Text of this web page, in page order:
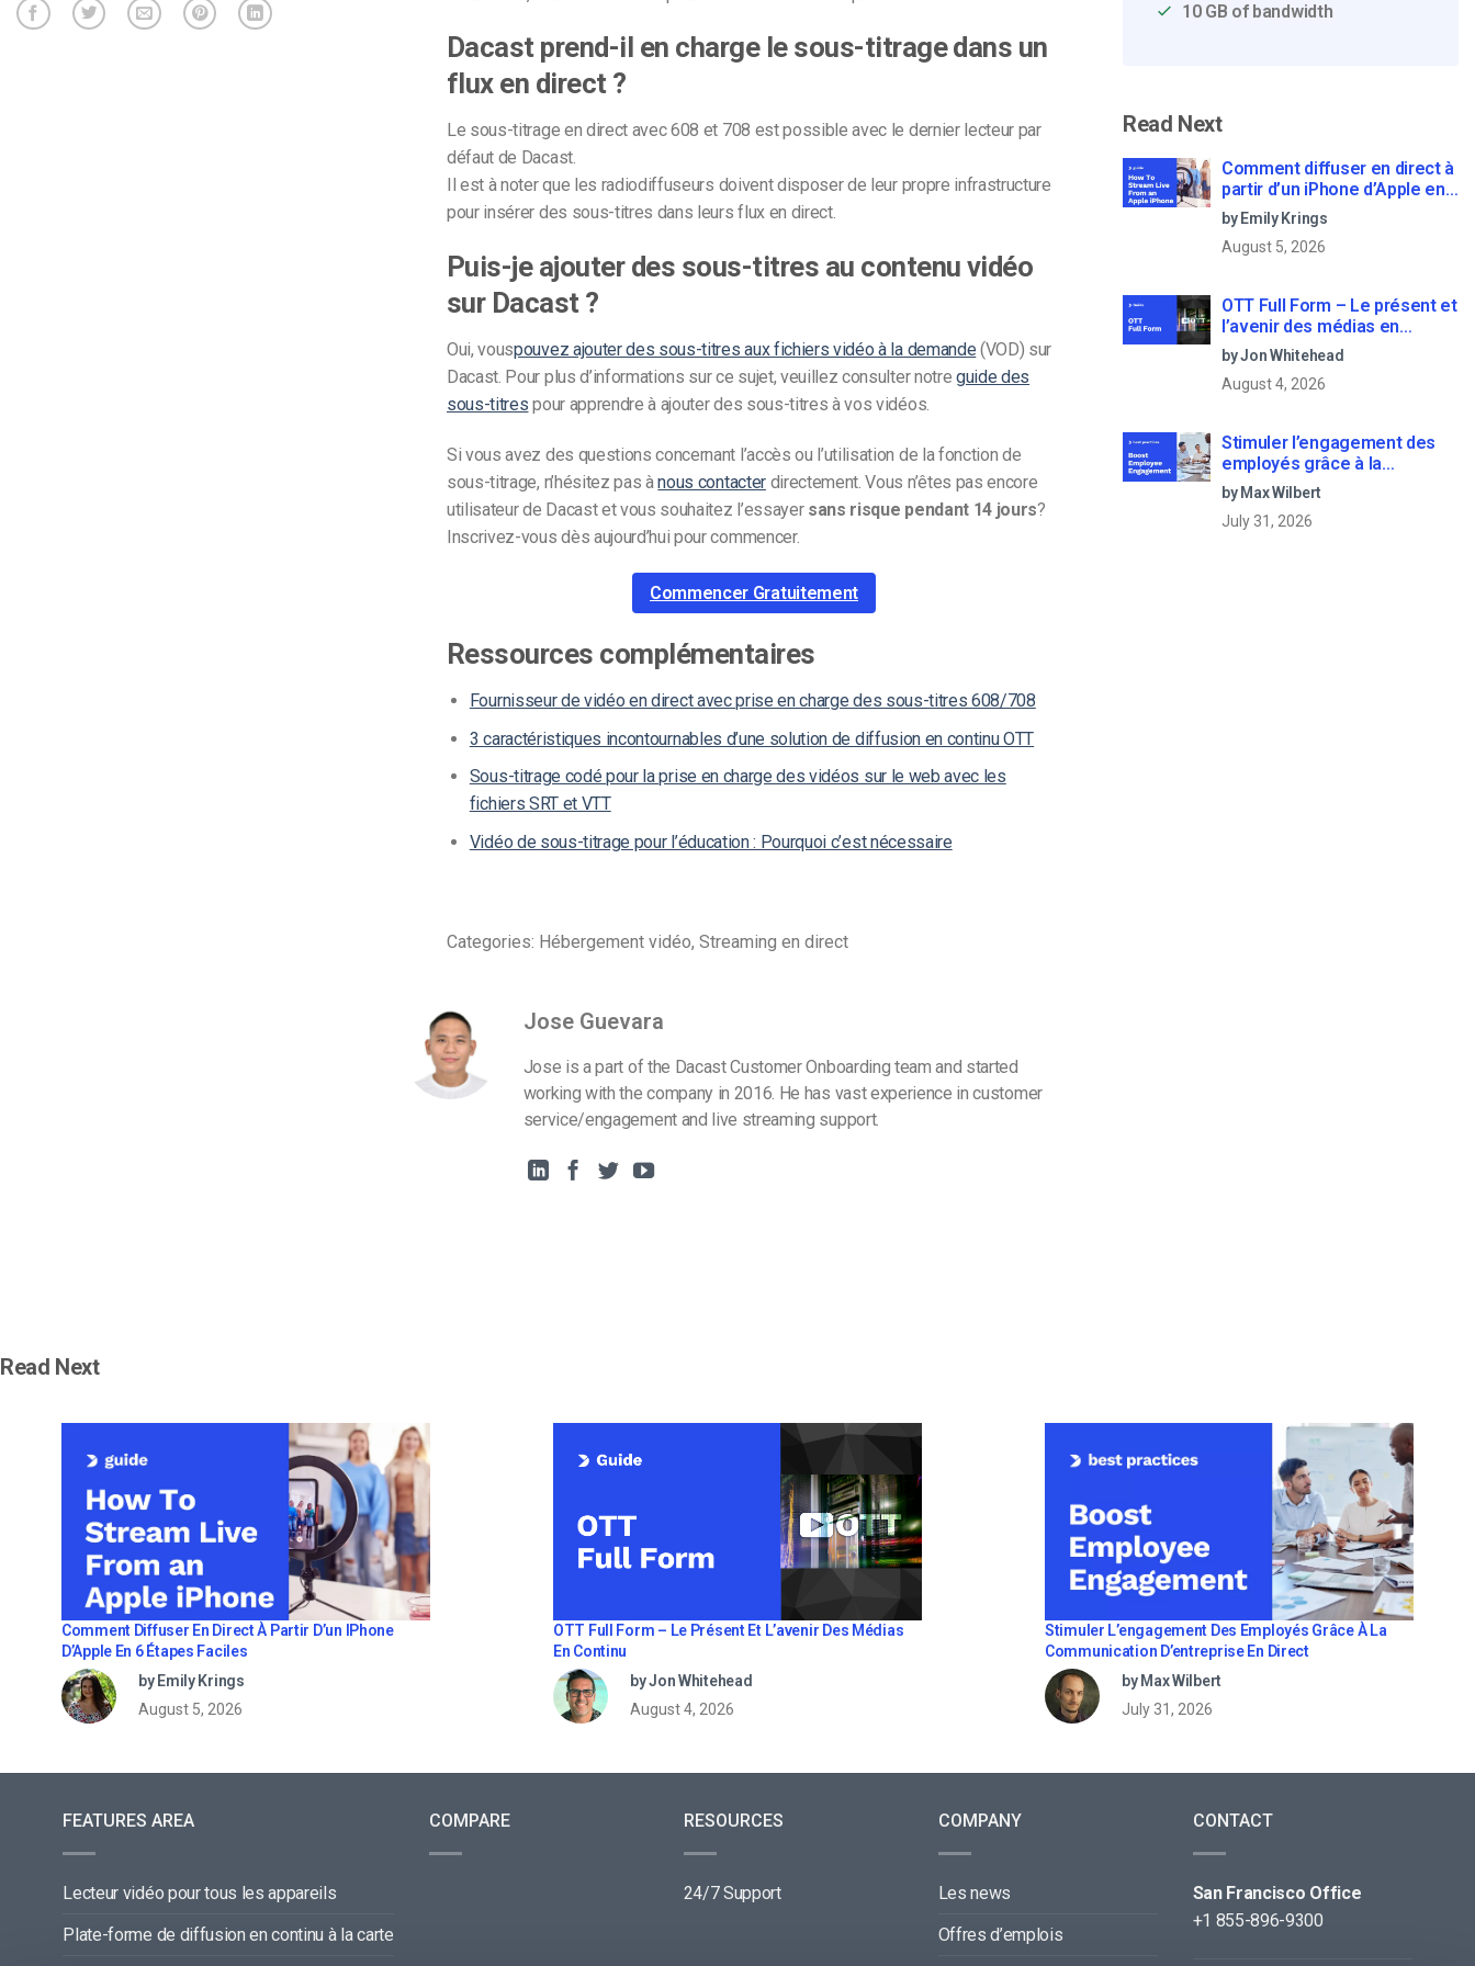
Confidentialité et sécurité
Marketing vidéo
Dacast prend-il en charge le sous-titrage dans un
flux en direct ?
Le sous-titrage en direct avec 608 et 708 est possible avec le dernier lecteur par
défaut de Dacast.
Il est à noter que les radiodiffuseurs doivent disposer de leur propre infrastructure
pour insérer des sous-titres dans leurs flux en direct.
Puis-je ajouter des sous-titres au contenu vidéo
sur Dacast ?
Oui, vouspouvez ajouter des sous-titres aux fichiers vidéo à la demande (VOD) sur
Dacast. Pour plus d’informations sur ce sujet, veuillez consulter notre guide des
sous-titres pour apprendre à ajouter des sous-titres à vos vidéos.
Si vous avez des questions concernant l’accès ou l’utilisation de la fonction de
sous-titrage, n’hésitez pas ànous contacterdirectement. Vous n’êtes pas encore
utilisateur de Dacast et vous souhaitez l’essayersans risque pendant 14 jours?
Inscrivez-vous dès aujourd’hui pour commencer.
Commencer Gratuitement
Ressources complémentaires
Fournisseur de vidéo en direct avec prise en charge des sous-titres 608/708
3 caractéristiques incontournables d’une solution de diffusion en continu OTT
Sous-titrage codé pour la prise en charge des vidéos sur le web avec les
fichiers SRT et VTT
Vidéo de sous-titrage pour l’éducation : Pourquoi c’est nécessaire
Categories: Hébergement vidéo, Streaming en direct
Jose Guevara
Jose is a part of the Dacast Customer Onboarding team and started
working with the company in 2016. He has vast experience in customer
service/engagement and live streaming support.
10 GB of bandwidth
Read Next
Comment diffuser en direct à
partir d’un iPhone d’Apple en
6 étapes faciles
by Emily Krings
August 5, 2026
OTT Full Form – Le présent et
l’avenir des médias en
continu
by Jon Whitehead
August 4, 2026
Stimuler l’engagement des
employés grâce à la
communication d’entreprise
en direct
by Max Wilbert
July 31, 2026
Read Next
Comment Diffuser En Direct À Partir D’un IPhone
D’Apple En 6 Étapes Faciles
by Emily Krings
August 5, 2026
OTT Full Form – Le Présent Et L’avenir Des Médias
En Continu
by Jon Whitehead
August 4, 2026
Stimuler L’engagement Des Employés Grâce À La
Communication D’entreprise En Direct
by Max Wilbert
July 31, 2026
FEATURES AREA
Lecteur vidéo pour tous les appareils
Plate-forme de diffusion en continu à la carte
COMPARE RESOURCES
24/7 Support
COMPANY
Les news
Offres d’emplois
CONTACT
San Francisco Office
+1 855-896-9300